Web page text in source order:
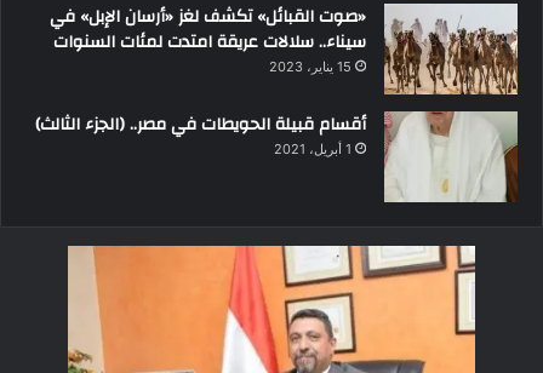
«صوت القبائل» تكشف لغز «أرسان الإبل» في
سيناء.. سلالات عريقة امتدت لمئات السنوات
15 يناير، 2023
أقسام قبيلة الحويطات في مصر.. (الجزء الثالث)
1 أبريل، 2021